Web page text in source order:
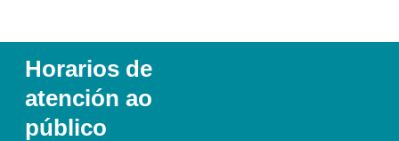
Horarios de
atención ao
público